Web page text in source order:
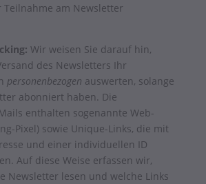
Teilnahme am Newsletter
Wir weisen Sie darauf hin,
des Newsletters Ihr
personenbezogen auswerten, solange
abonniert haben. Die
enthalten sogenannte Web-
Pixel) sowie Unique-Links, die mit
und einer individuellen ID
Auf diese Weise erfassen wir,
Newsletter lesen und welche Links